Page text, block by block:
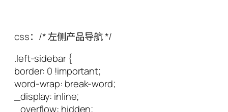
css：/* 左侧产品导航 */
.left-sidebar {
border: 0 !important;
word-wrap: break-word;
_display: inline;
_overflow: hidden;